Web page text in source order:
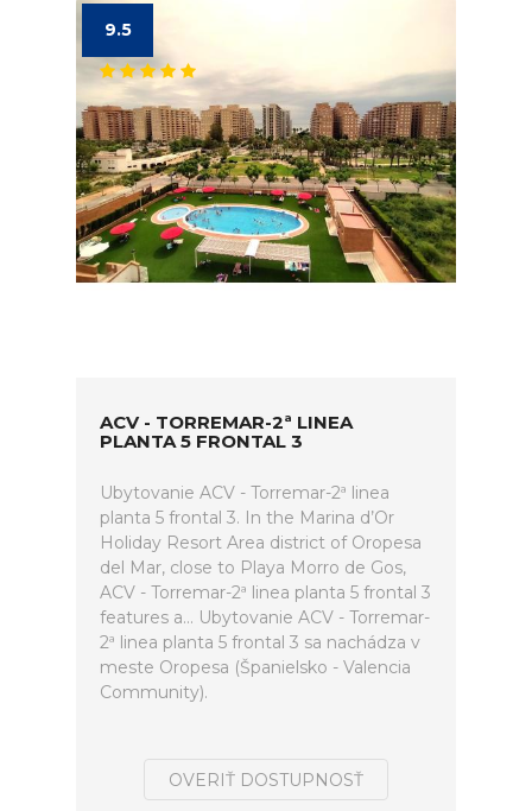
9.5
ACV - TORREMAR-2ª LINEA
PLANTA 5 FRONTAL 3
Ubytovanie ACV - Torremar-2ª linea
planta 5 frontal 3. In the Marina d’Or
Holiday Resort Area district of Oropesa
del Mar, close to Playa Morro de Gos,
ACV - Torremar-2ª linea planta 5 frontal 3
features a... Ubytovanie ACV - Torremar-
2ª linea planta 5 frontal 3 sa nachádza v
meste Oropesa (Španielsko - Valencia
Community).
OVERIŤ DOSTUPNOSŤ